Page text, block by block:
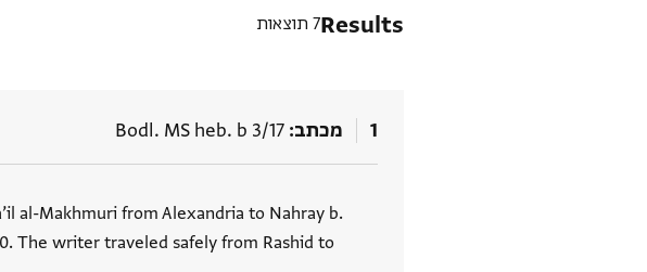
Results7 תוצאות
1 מכתב Bodl. MS heb. b 3/17
al-Makhmuri from Alexandria to Nahray b.
The writer traveled safely from Rashid to